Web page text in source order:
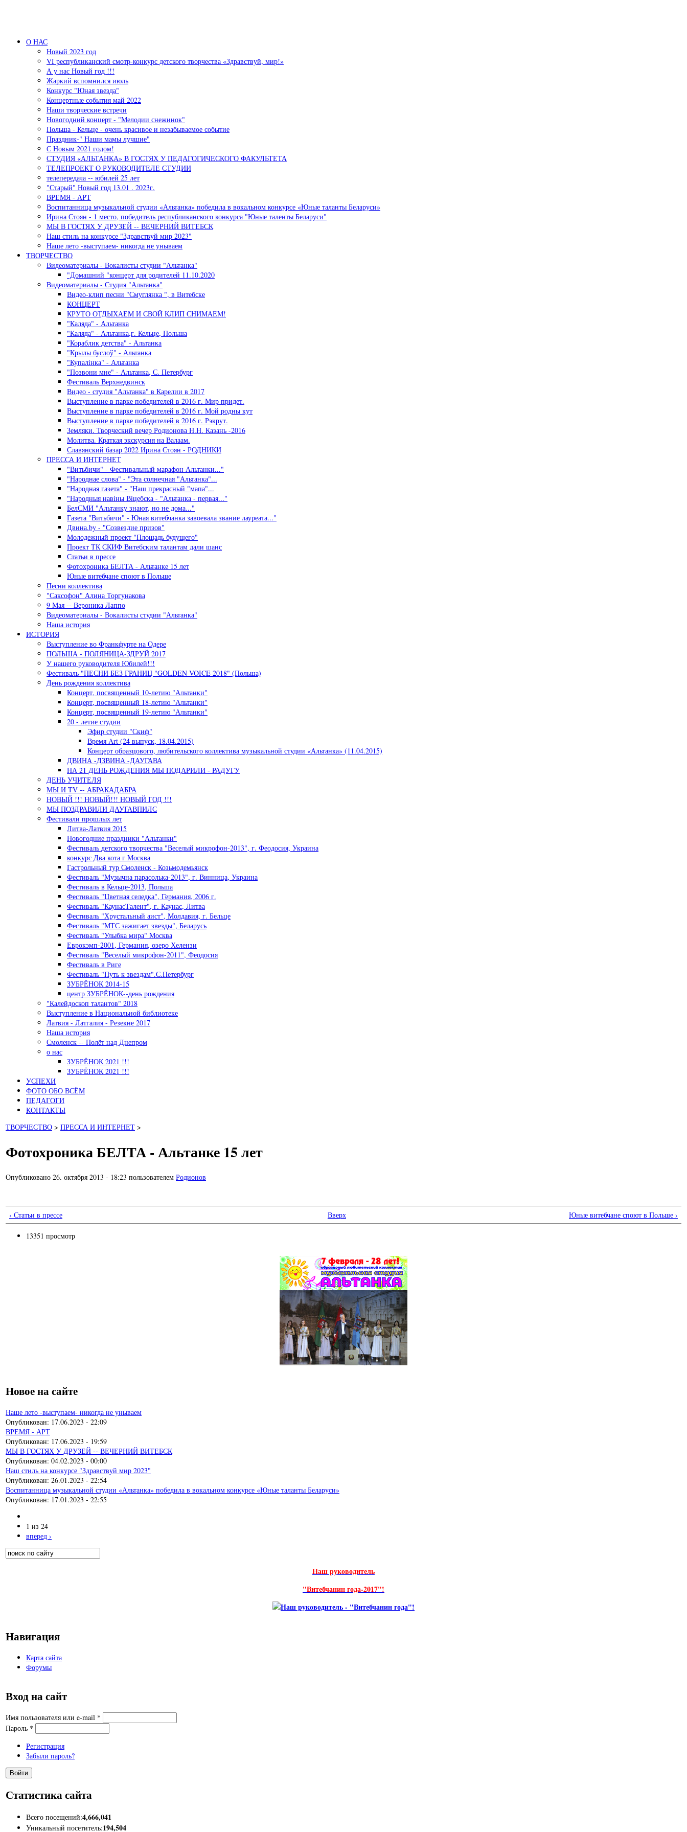
О НАС
Новый 2023 год
VI республиканский смотр-конкурс детского творчества «Здравствуй, мир!»
А у нас Новый год !!!
Жаркий вспомнился июль
Конкурс "Юная звезда"
Концертные события май 2022
Наши творческие встречи
Новогодний концерт - "Мелодии снежинок"
Польша - Кельце - очень красивое и незабываемое событие
Праздник-" Наши мамы лучшие"
С Новым 2021 годом!
СТУДИЯ «АЛЬТАНКА» В ГОСТЯХ У ПЕДАГОГИЧЕСКОГО ФАКУЛЬТЕТА
ТЕЛЕПРОЕКТ О РУКОВОДИТЕЛЕ СТУДИИ
телепередача -- юбилей 25 лет
"Старый" Новый год 13.01 . 2023г.
ВРЕМЯ - АРТ
Воспитанница музыкальной студии «Альтанка» победила в вокальном конкурсе «Юные таланты Беларуси»
Ирина Стоян - 1 место, победитель республиканского конкурса "Юные таленты Беларуси"
МЫ В ГОСТЯХ У ДРУЗЕЙ -- ВЕЧЕРНИЙ ВИТЕБСК
Наш стиль на конкурсе "Здравствуй мир 2023"
Наше лето -выступаем- никогда не унываем
ТВОРЧЕСТВО
Видеоматериалы - Вокалисты студии "Альтанка"
"Домашний "концерт для родителей 11.10.2020
Видеоматериалы - Студия "Альтанка"
Видео-клип песни "Смуглянка ", в Витебске
КОНЦЕРТ
КРУТО ОТДЫХАЕМ И СВОЙ КЛИП СНИМАЕМ!
"Каляда" - Альтанка
"Каляда" - Альтанка,г. Кельце, Польша
"Кораблик детства" - Альтанка
"Крылы буслоў" - Альтанка
"Купалiнка" - Альтанка
"Позвони мне" - Альтанка, С. Петербург
Фестиваль Верхнедвинск
Видео - студия "Альтанка" в Карелии в 2017
Выступление в парке победителей в 2016 г. Мир придет.
Выступление в парке победителей в 2016 г. Мой родны кут
Выступление в парке победителей в 2016 г. Рэкрут.
Земляки. Творческий вечер Родионова Н.Н. Казань -2016
Молитва. Краткая экскурсия на Валаам.
Славянский базар 2022 Ирина Стоян - РОДНИКИ
ПРЕССА И ИНТЕРНЕТ
"Витьбичи" - Фестивальный марафон Альтанки..."
"Народнае слова" - "Эта солнечная "Альтанка"...
"Народная газета" - "Наш прекрасный "мапа"...
"Народныя навiны Вiцебска - "Альтанка - первая..."
БелСМИ "Альтанку знают, но не дома..."
Газета "Витьбичи" - Юная витебчанка завоевала звание лауреата..."
Двина.by - "Созвездие призов"
Молодежный проект "Площадь будущего"
Проект ТК СКИФ Витебским талантам дали шанс
Статьи в прессе
Фотохроника БЕЛТА - Альтанке 15 лет
Юные витебчане споют в Польше
Песни коллектива
"Саксофон" Алина Торгунакова
9 Мая -- Вероника Лаппо
Видеоматериалы - Вокалисты студии "Альтанка"
Наша история
ИСТОРИЯ
Выступление во Франкфурте на Одере
ПОЛЬША - ПОЛЯНИЦА-ЗДРУЙ 2017
У нашего руководителя Юбилей!!!
Фестиваль "ПЕСНИ БЕЗ ГРАНИЦ "GOLDEN VOICE 2018" (Польша)
День рождения коллектива
Концерт, посвященный 10-летию "Альтанки"
Концерт, посвященный 18-летию "Альтанки"
Концерт, посвященный 19-летию "Альтанки"
20 - летие студии
Эфир студии "Скиф"
Время Art (24 выпуск, 18.04.2015)
Концерт образцового, любительского коллектива музыкальной студии «Альтанка» (11.04.2015)
ДВИНА -ДЗВИНА -ДАУГАВА
НА 21 ДЕНЬ РОЖДЕНИЯ МЫ ПОДАРИЛИ - РАДУГУ
ДЕНЬ УЧИТЕЛЯ
МЫ И TV -- АБРАКАДАБРА
НОВЫЙ !!! НОВЫЙ!!! НОВЫЙ ГОД !!!
МЫ ПОЗДРАВИЛИ ДАУГАВПИЛС
Фестивали прошлых лет
Литва-Латвия 2015
Новогодние праздники "Альтанки"
Фестиваль детского творчества "Веселый микрофон-2013", г. Феодосия, Украина
конкурс Два кота г Москва
Гастрольный тур Смоленск - Козьмодемьянск
Фестиваль "Музычна парасолька-2013", г. Винница, Украина
Фестиваль в Кельце-2013, Польша
Фестиваль "Цветная селедка", Германия, 2006 г.
Фестиваль "КаунасТалент", г. Каунас, Литва
Фестиваль "Хрустальный аист", Молдавия, г. Бельце
Фестиваль "МТС зажигает звезды", Беларусь
Фестиваль "Улыбка мира" Москва
Еврокэмп-2001, Германия, озеро Хелензи
Фестиваль "Веселый микрофон-2011", Феодосия
Фестиваль в Риге
Фестиваль "Путь к звездам".С.Петербург
ЗУБРЁНОК 2014-15
центр ЗУБРЁНОК--день рождения
"Калейдоскоп талантов" 2018
Выступление в Национальной библиотеке
Латвия - Латгалия - Резекне 2017
Наша история
Смоленск -- Полёт над Днепром
о нас
ЗУБРЁНОК 2021 !!!
ЗУБРЁНОК 2021 !!!
УСПЕХИ
ФОТО ОБО ВСЁМ
ПЕДАГОГИ
КОНТАКТЫ
ТВОРЧЕСТВО > ПРЕССА И ИНТЕРНЕТ >
Фотохроника БЕЛТА - Альтанке 15 лет
Опубликовано 26. октября 2013 - 18:23 пользователем Родионов
‹ Статьи в прессе Вверх Юные витебчане споют в Польше ›
13351 просмотр
Новое на сайте
Наше лето -выступаем- никогда не унываем
Опубликован: 17.06.2023 - 22:09
ВРЕМЯ - АРТ
Опубликован: 17.06.2023 - 19:59
МЫ В ГОСТЯХ У ДРУЗЕЙ -- ВЕЧЕРНИЙ ВИТЕБСК
Опубликован: 04.02.2023 - 00:00
Наш стиль на конкурсе "Здравствуй мир 2023"
Опубликован: 26.01.2023 - 22:54
Воспитанница музыкальной студии «Альтанка» победила в вокальном конкурсе «Юные таланты Беларуси»
Опубликован: 17.01.2023 - 22:55
1 из 24
вперед ›
Поиск
Наш руководитель
"Витебчанин года-2017"!
Навигация
Карта сайта
Форумы
Вход на сайт
Имя пользователя или e-mail *
Пароль *
Регистрация
Забыли пароль?
Статистика сайта
Всего посещений:4,666,041
Уникальный посетитель:194,504